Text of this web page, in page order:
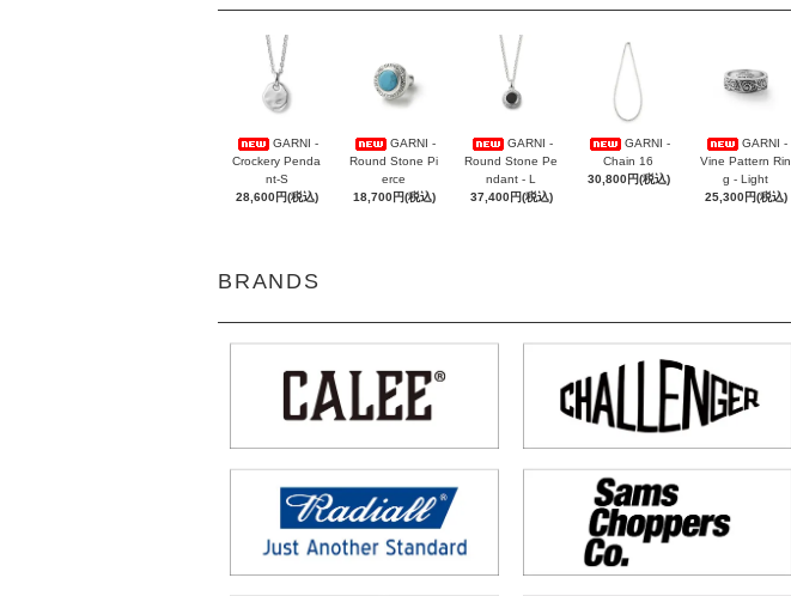
GARNI -
Crockery Penda
nt-S
28,600円(税込)
GARNI -
Round Stone Pi
erce
18,700円(税込)
GARNI -
Round Stone Pe
ndant - L
37,400円(税込)
GARNI -
Chain 16
30,800円(税込)
GARNI -
Vine Pattern Rin
g - Light
25,300円(税込)
BRANDS